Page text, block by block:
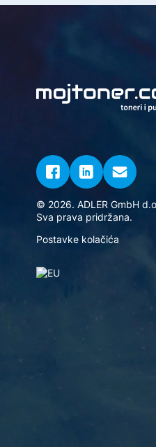
© 2026. ADLER GmbH
Sva prava pridržana.
Postavke kolačića